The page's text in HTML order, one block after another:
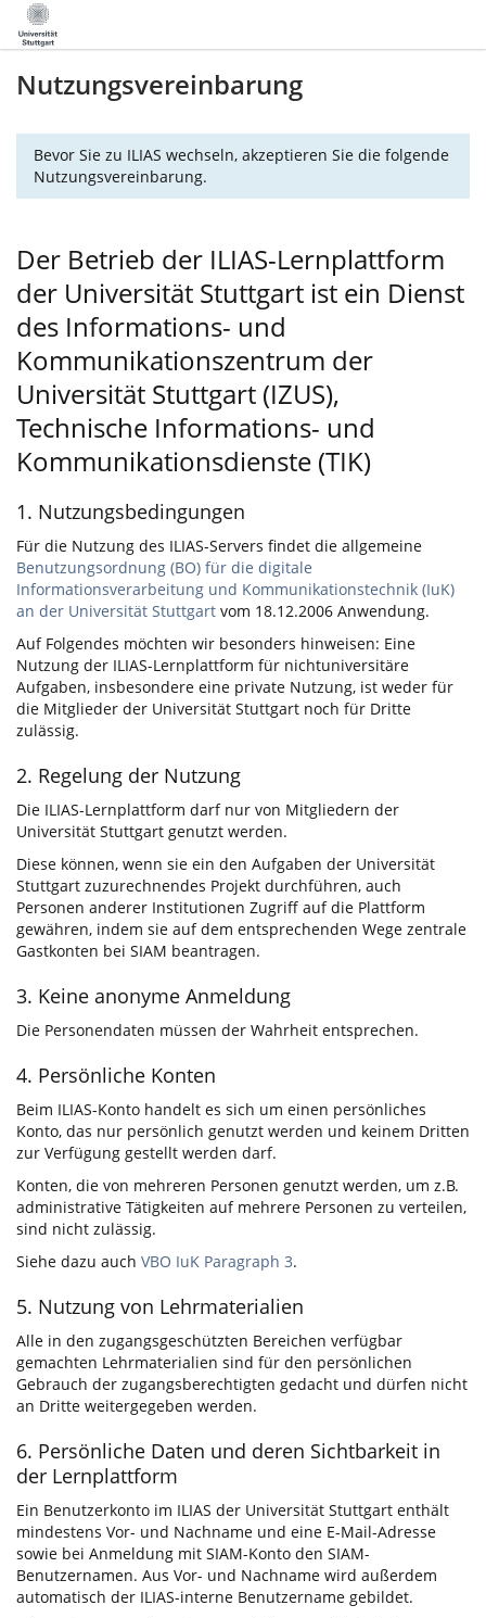
Nutzungsvereinbarung
Bevor Sie zu ILIAS wechseln, akzeptieren Sie die folgende
Nutzungsvereinbarung.
Der Betrieb der ILIAS-Lernplattform
der Universität Stuttgart ist ein Dienst
des Informations- und
Kommunikationszentrum der
Universität Stuttgart (IZUS),
Technische Informations- und
Kommunikationsdienste (TIK)
1. Nutzungsbedingungen
Für die Nutzung des ILIAS-Servers findet die allgemeine
Benutzungsordnung (BO) für die digitale
Informationsverarbeitung und Kommunikationstechnik (IuK)
an der Universität Stuttgart vom 18.12.2006 Anwendung.
Auf Folgendes möchten wir besonders hinweisen: Eine
Nutzung der ILIAS-Lernplattform für nichtuniversitäre
Aufgaben, insbesondere eine private Nutzung, ist weder für
die Mitglieder der Universität Stuttgart noch für Dritte
zulässig.
2. Regelung der Nutzung
Die ILIAS-Lernplattform darf nur von Mitgliedern der
Universität Stuttgart genutzt werden.
Diese können, wenn sie ein den Aufgaben der Universität
Stuttgart zuzurechnendes Projekt durchführen, auch
Personen anderer Institutionen Zugriff auf die Plattform
gewähren, indem sie auf dem entsprechenden Wege zentrale
Gastkonten bei SIAM beantragen.
3. Keine anonyme Anmeldung
Die Personendaten müssen der Wahrheit entsprechen.
4. Persönliche Konten
Beim ILIAS-Konto handelt es sich um einen persönliches
Konto, das nur persönlich genutzt werden und keinem Dritten
zur Verfügung gestellt werden darf.
Konten, die von mehreren Personen genutzt werden, um z.B.
administrative Tätigkeiten auf mehrere Personen zu verteilen,
sind nicht zulässig.
Siehe dazu auch VBO IuK Paragraph 3.
5. Nutzung von Lehrmaterialien
Alle in den zugangsgeschützten Bereichen verfügbar
gemachten Lehrmaterialien sind für den persönlichen
Gebrauch der zugangsberechtigten gedacht und dürfen nicht
an Dritte weitergegeben werden.
6. Persönliche Daten und deren Sichtbarkeit in
der Lernplattform
Ein Benutzerkonto im ILIAS der Universität Stuttgart enthält
mindestens Vor- und Nachname und eine E-Mail-Adresse
sowie bei Anmeldung mit SIAM-Konto den SIAM-
Benutzernamen. Aus Vor- und Nachname wird außerdem
automatisch der ILIAS-interne Benutzername gebildet.